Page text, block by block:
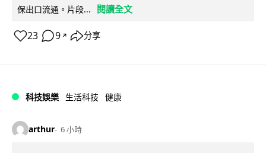
保出口流通。片段...
閱讀全文
23 9 ↗ 分享
科技娛樂 生活科技 健康
arthur 6 小時